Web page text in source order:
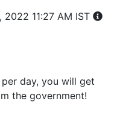
11:27 AM IST
day, you will get
the government!